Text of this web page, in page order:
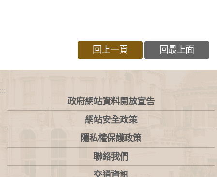
回上一頁 回最上面
:::
政府網站資料開放宣告
網站安全政策
隱私權保護政策
聯絡我們
交通資訊